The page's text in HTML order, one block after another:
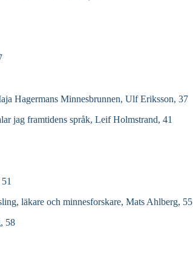
Hagermans Minnesbrunnen, Ulf Eriksson, 37
jag framtidens språk, Leif Holmstrand, 41
läkare och minnesforskare, Mats Ahlberg, 55
58